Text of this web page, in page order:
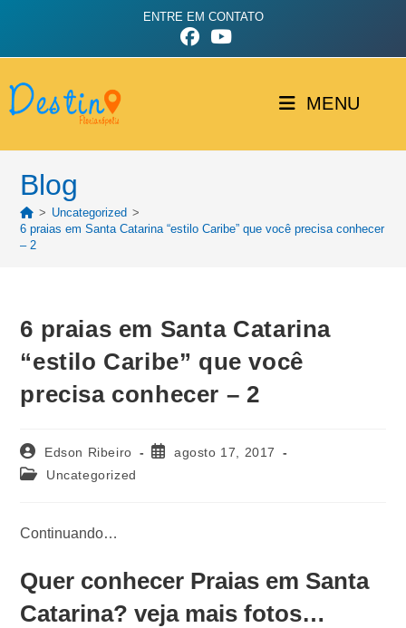
ENTRE EM CONTATO
MENU
Blog
> Uncategorized >
6 praias em Santa Catarina “estilo Caribe” que você precisa conhecer
– 2
6 praias em Santa Catarina
“estilo Caribe” que você
precisa conhecer – 2
Edson Ribeiro
agosto 17, 2017
Uncategorized
Continuando…
Quer conhecer Praias em Santa
Catarina? veja mais fotos…